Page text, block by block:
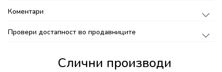
Коментари
Провери достапност во продавниците
Слични производи